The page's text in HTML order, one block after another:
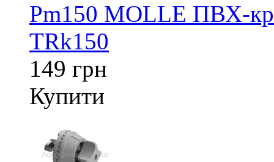
Pm150 MOLLE ПВХ-
TRk150
149 грн
Купити